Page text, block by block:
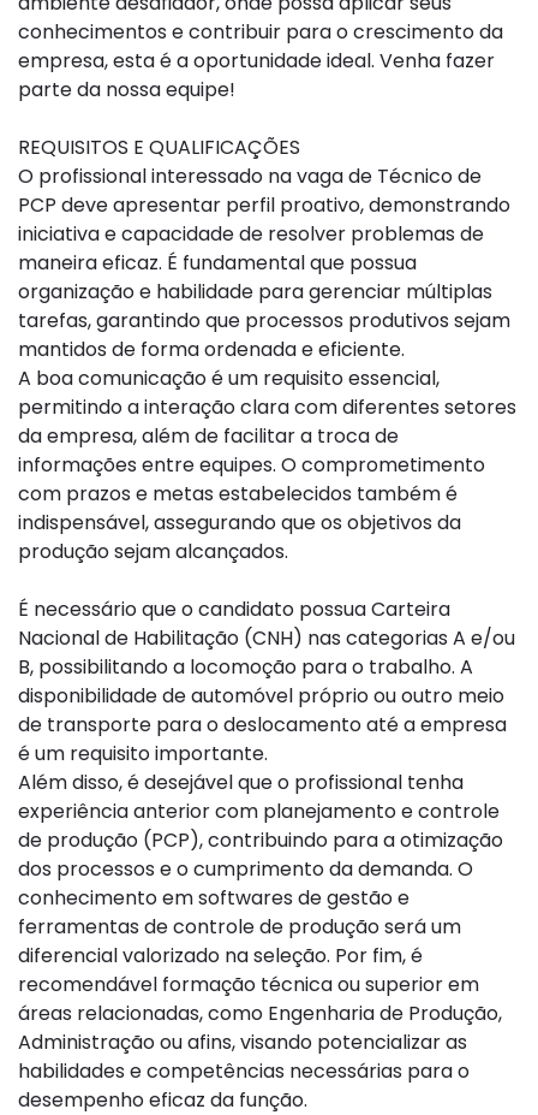
conhecimentos e contribuir para o crescimento da
empresa, esta é a oportunidade ideal. Venha fazer
parte da nossa equipe!
REQUISITOS E QUALIFICAÇÕES
O profissional interessado na vaga de Técnico de
PCP deve apresentar perfil proativo, demonstrando
iniciativa e capacidade de resolver problemas de
maneira eficaz. É fundamental que possua
organização e habilidade para gerenciar múltiplas
tarefas, garantindo que processos produtivos sejam
mantidos de forma ordenada e eficiente.
A boa comunicação é um requisito essencial,
permitindo a interação clara com diferentes setores
da empresa, além de facilitar a troca de
informações entre equipes. O comprometimento
com prazos e metas estabelecidos também é
indispensável, assegurando que os objetivos da
produção sejam alcançados.
É necessário que o candidato possua Carteira
Nacional de Habilitação (CNH) nas categorias A e/ou
B, possibilitando a locomoção para o trabalho. A
disponibilidade de automóvel próprio ou outro meio
de transporte para o deslocamento até a empresa
é um requisito importante.
Além disso, é desejável que o profissional tenha
experiência anterior com planejamento e controle
de produção (PCP), contribuindo para a otimização
dos processos e o cumprimento da demanda. O
conhecimento em softwares de gestão e
ferramentas de controle de produção será um
diferencial valorizado na seleção. Por fim, é
recomendável formação técnica ou superior em
áreas relacionadas, como Engenharia de Produção,
Administração ou afins, visando potencializar as
habilidades e competências necessárias para o
desempenho eficaz da função.